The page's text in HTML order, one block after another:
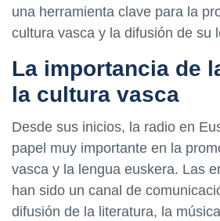
una herramienta clave para la
cultura vasca y la difusión de su
La importancia de
la cultura vasca
Desde sus inicios, la radio en
papel muy importante en la
vasca y la lengua euskera. Las
han sido un canal de
difusión de la literatura, la